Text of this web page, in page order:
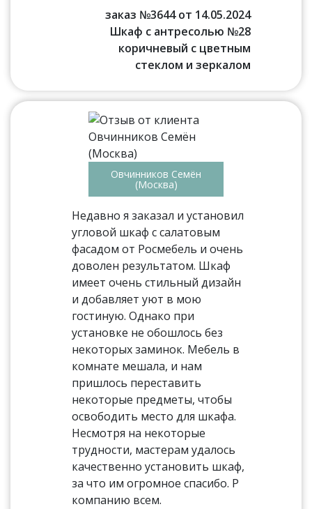
заказ №3644 от 14.05.2024
Шкаф с антресолью №28
коричневый с цветным
стеклом и зеркалом
Овчинников Семён
(Москва)
Недавно я заказал и установил
угловой шкаф с салатовым
фасадом от Росмебель и очень
доволен результатом. Шкаф
имеет очень стильный дизайн
и добавляет уют в мою
гостиную. Однако при
установке не обошлось без
некоторых заминок. Мебель в
комнате мешала, и нам
пришлось переставить
некоторые предметы, чтобы
освободить место для шкафа.
Несмотря на некоторые
трудности, мастерам удалось
качественно установить шкаф,
за что им огромное спасибо. Р
компанию всем.